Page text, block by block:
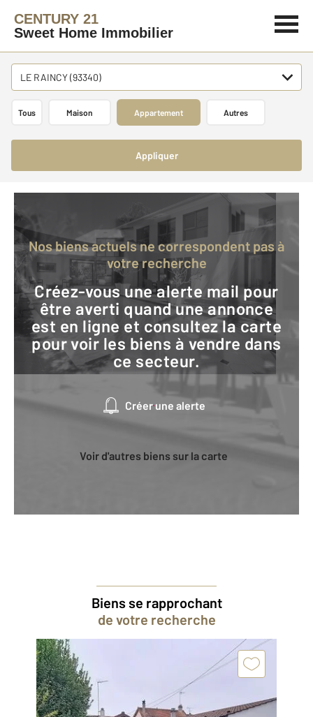
CENTURY 21
Sweet Home Immobilier
LE RAINCY (93340)
Tous Maison Appartement Autres
Appliquer
Nos biens actuels ne correspondent pas à
votre recherche
Créez-vous une alerte mail pour
être averti quand une annonce
est en ligne et consultez la carte
pour voir les biens à vendre dans
ce secteur.
Créer une alerte
Voir d'autres biens sur la carte
Biens se rapprochant
de votre recherche